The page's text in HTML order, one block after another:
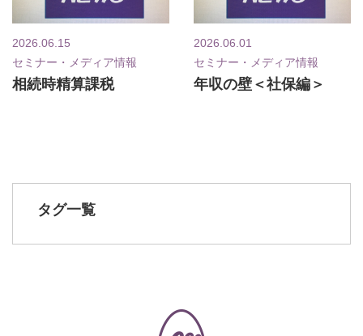
2026.06.15
セミナー・メディア情報
相続時精算課税
2026.06.01
セミナー・メディア情報
年収の壁＜社保編＞
タグ一覧